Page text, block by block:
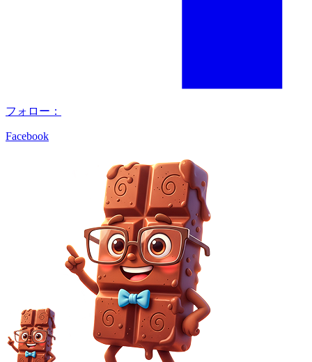
フォロー：
Facebook